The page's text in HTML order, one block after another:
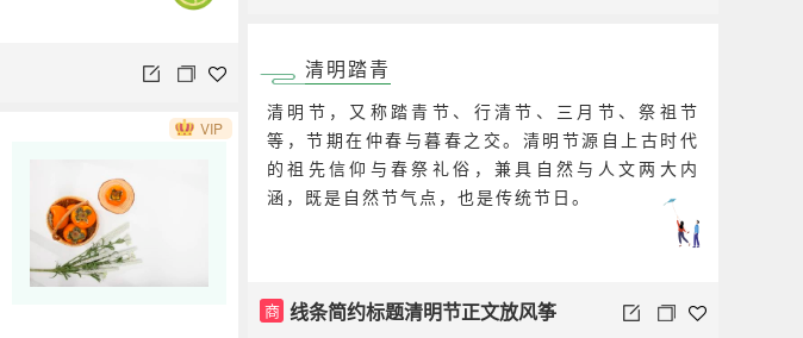
清明踏青
清明节，又称踏青节、行清节、三月节、祭祖节
等，节期在仲春与暮春之交。清明节源自上古时代
的祖先信仰与春祭礼俗，兼具自然与人文两大内
涵，既是自然节气点，也是传统节日。
商 线条简约标题清明节正文放风筝
VIP